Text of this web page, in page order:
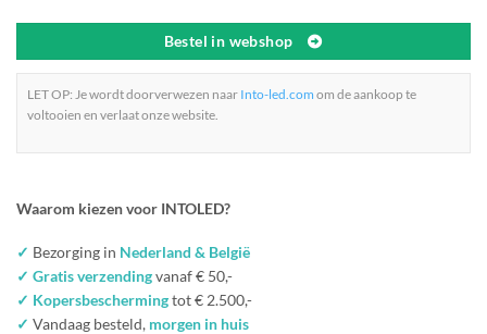
Bestel in webshop
LET OP: Je wordt doorverwezen naar Into-led.com om de aankoop te
voltooien en verlaat onze website.
Waarom kiezen voor INTOLED?
✓ Bezorging in Nederland & België
✓ Gratis verzendingvanaf € 50,-
✓ Kopersbeschermingtot € 2.500,-
✓ Vandaag besteld, morgen in huis